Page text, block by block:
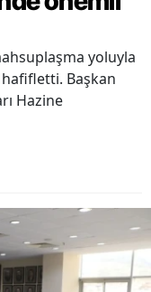
yoluyla
Başkan
Hazine